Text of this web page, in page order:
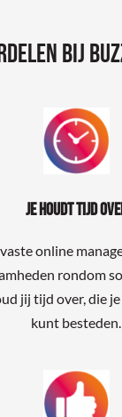
bij
Je houdt tijd
online
rondom
jij tijd over, die
kunt besteden.